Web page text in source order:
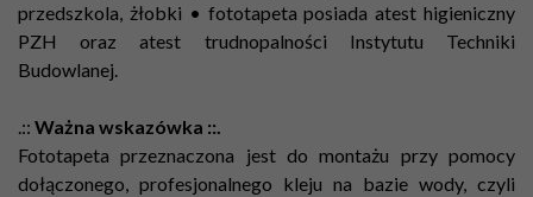
przedszkola, żłobki • fototapeta posiada atest higieniczny
PZH oraz atest trudnopalności Instytutu Techniki
Budowlanej.
.:: Ważna wskazówka ::.
Fototapeta przeznaczona jest do montażu przy pomocy
dołączonego, profesjonalnego kleju na bazie wody, czyli